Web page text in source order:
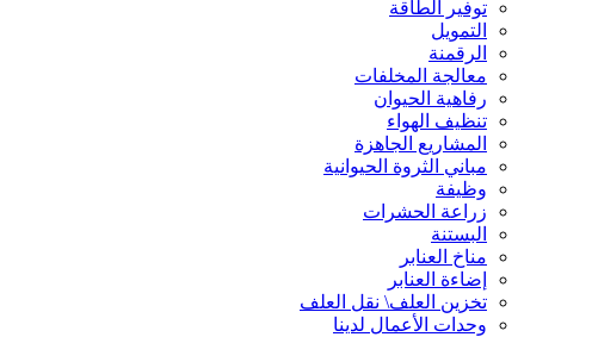
توفير الطاقة
التمويل
الرقمنة
معالجة المخلفات
رفاهية الحيوان
تنظيف الهواء
المشاريع الجاهزة
مباني الثروة الحيوانية
وظيفة
زراعة الحشرات
البستنة
مناخ العنابر
إضاءة العنابر
تخزين العلف\ نقل العلف
وحدات الأعمال لدينا